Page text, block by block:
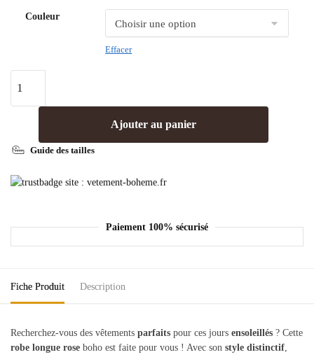
Couleur
Effacer
Ajouter au panier
Guide des tailles
Paiement 100% sécurisé
Fiche Produit Description
Recherchez-vous des vêtements parfaits pour ces jours ensoleillés ? Cette
robe longue rose boho est faite pour vous ! Avec son style distinctif,